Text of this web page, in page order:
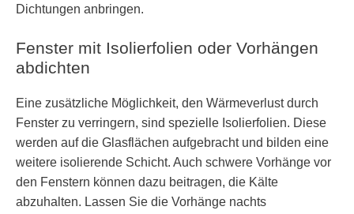
Dichtungen anbringen.
Fenster mit Isolierfolien oder Vorhängen
abdichten
Eine zusätzliche Möglichkeit, den Wärmeverlust durch
Fenster zu verringern, sind spezielle Isolierfolien. Diese
werden auf die Glasflächen aufgebracht und bilden eine
weitere isolierende Schicht. Auch schwere Vorhänge vor
den Fenstern können dazu beitragen, die Kälte
abzuhalten. Lassen Sie die Vorhänge nachts